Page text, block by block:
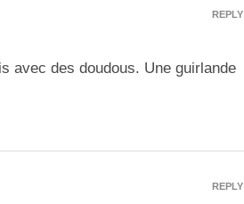
avec des doudous. Une guirlande
REPLY
REPLY